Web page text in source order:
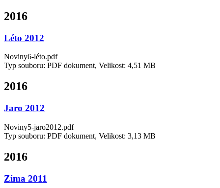
2016
Léto 2012
Noviny6-léto.pdf
Typ souboru: PDF dokument, Velikost: 4,51 MB
2016
Jaro 2012
Noviny5-jaro2012.pdf
Typ souboru: PDF dokument, Velikost: 3,13 MB
2016
Zima 2011